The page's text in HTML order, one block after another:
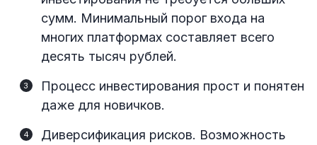
сумм. Минимальный порог входа на
многих платформах составляет всего
десять тысяч рублей.
Процесс инвестирования прост и понятен
даже для новичков.
Диверсификация рисков. Возможность